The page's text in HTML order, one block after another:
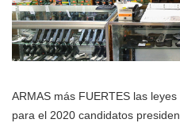
ARMAS más FUERTES las
para el 2020 candidatos